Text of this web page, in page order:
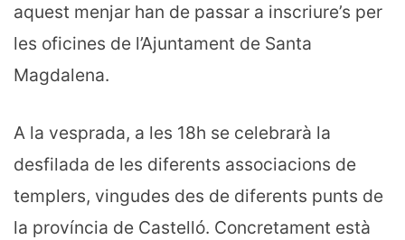
aquest menjar han de passar a inscriure’s per
les oficines de l’Ajuntament de Santa
Magdalena.
A la vesprada, a les 18h se celebrarà la
desfilada de les diferents associacions de
templers, vingudes des de diferents punts de
la província de Castelló. Concretament està